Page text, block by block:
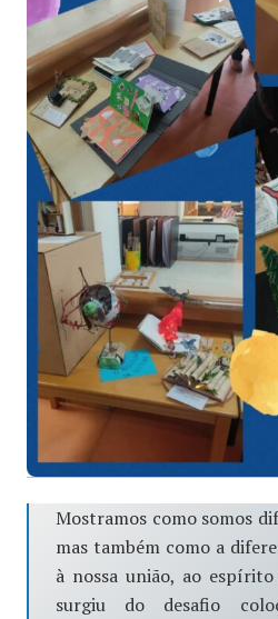
Mostramos como somos
mas também como a
à nossa união, ao
surgiu do desafio